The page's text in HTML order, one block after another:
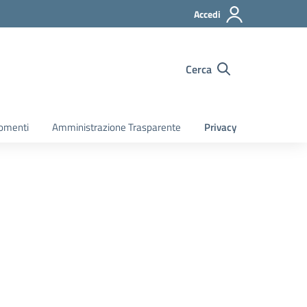
Accedi
Cerca
Amministrazione Trasparente Privacy